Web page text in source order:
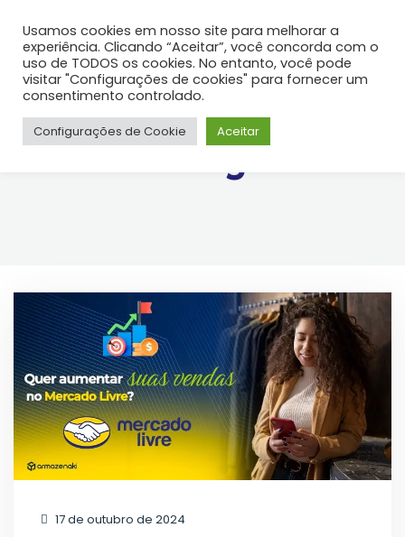
Blog
17 de outubro de 2024
Usamos cookies em nosso site para melhorar a
experiência. Clicando “Aceitar”, você concorda com o
uso de TODOS os cookies. No entanto, você pode
visitar "Configurações de cookies" para fornecer um
consentimento controlado.
Configurações de Cookie Aceitar